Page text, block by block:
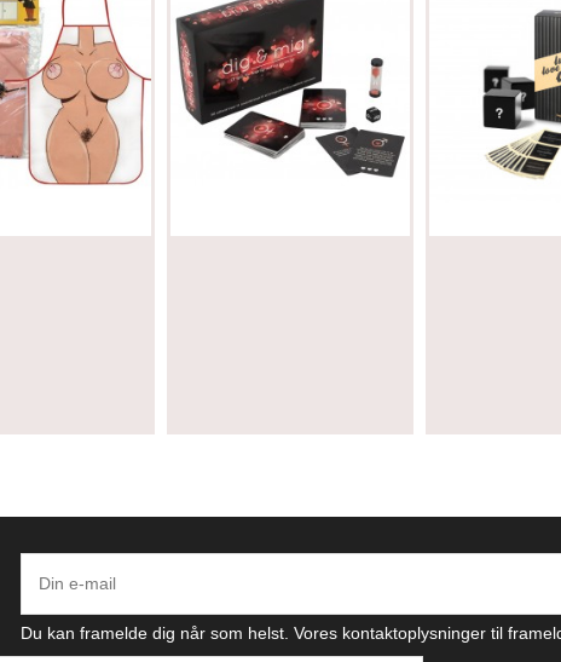
Du kan framelde dig når som helst. Vores kontaktoplysninger til